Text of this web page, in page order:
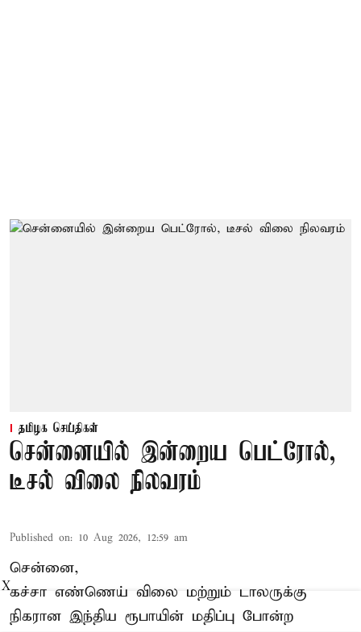
தமிழக செய்திகள்
சென்னையில் இன்றைய பெட்ரோல்,
டீசல் விலை நிலவரம்
Published on: 10 Aug 2026, 12:59 am
சென்னை,
கச்சா எண்ணெய் விலை மற்றும் டாலருக்கு
நிகரான இந்திய ரூபாயின் மதிப்பு போன்ற
X